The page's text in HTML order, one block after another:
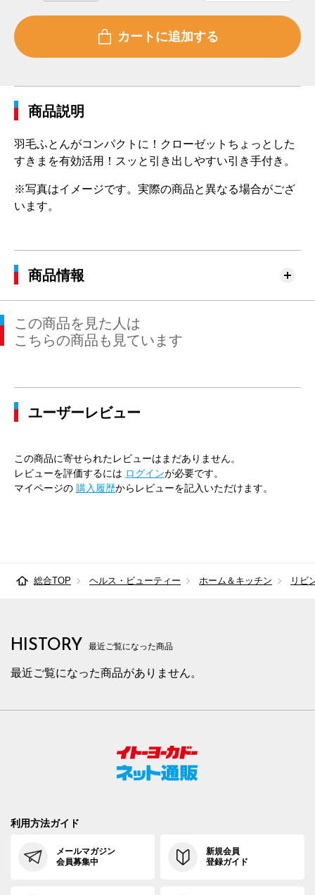
商品説明
羽毛ふとんがコンパクトに！クローゼットちょっとした
すきまを有効活用！スッと引き出しやすい引き手付き。
※写真はイメージです。実際の商品と異なる場合がござ
います。
商品情報
この商品を見た人は
こちらの商品も見ています
ユーザーレビュー
この商品に寄せられたレビューはまだありません。
レビューを評価するには ログインが必要です。
マイページの 購入履歴からレビューを記入いただけます。
総合TOP ヘルス・ビューティー ホーム＆キッチン リビ
HISTORY 最近ご覧になった商品
最近ご覧になった商品がありません。
利用方法ガイド
メールマガジン
会員募集中
新規会員
登録ガイド